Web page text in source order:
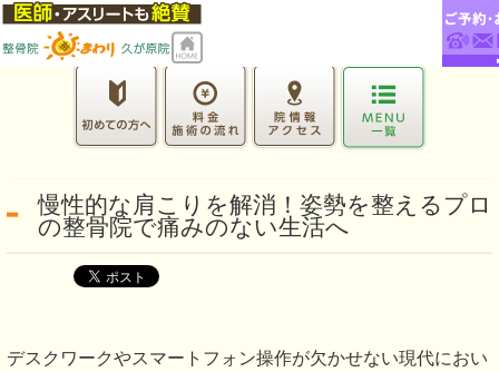
慢性的な肩こりを解消！姿勢を整えるプロ
の整骨院で痛みのない生活へ
デスクワークやスマートフォン操作が欠かせない現代におい